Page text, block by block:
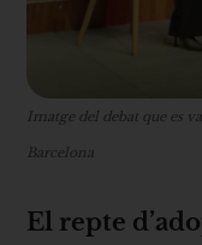
Imatge del debat que es
Barcelona
El repte